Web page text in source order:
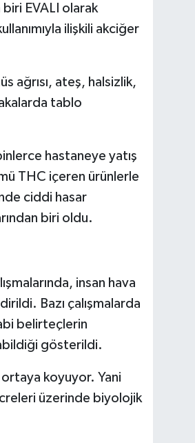
EVALI olarak
ilişkili akciğer
ağrısı, ateş, halsizlik,
tablo
hastaneye yatış
THC içeren ürünlerle
ciddi hasar
biri oldu.
insan hava
Bazı çalışmalarda
belirteçlerin
gösterildi.
ortaya koyuyor. Yani
üzerinde biyolojik